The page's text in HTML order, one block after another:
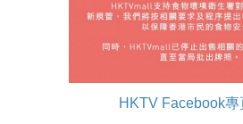
HKTV Facebook專